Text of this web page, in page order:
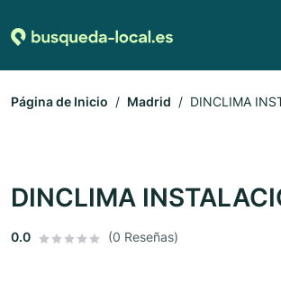
Página de Inicio Madrid DINCLIMA
DINCLIMA
0.0 (0 Reseñas)